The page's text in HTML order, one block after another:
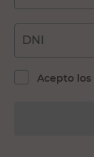
DNI
Acepto los